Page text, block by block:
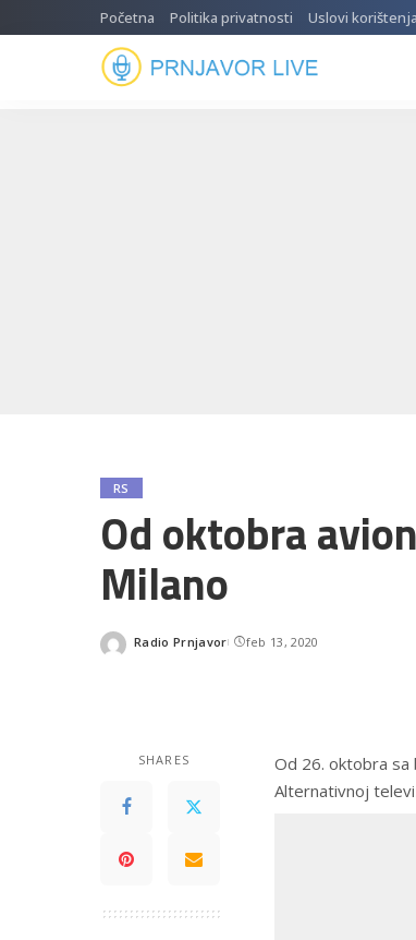
Početna Politika privatnosti Uslovi korištenja
RS
Od oktobra
Milano
Posted
Radio Prnjavor feb 13, 2020
SHARES
Od 26. oktobra sa
Alternativnoj